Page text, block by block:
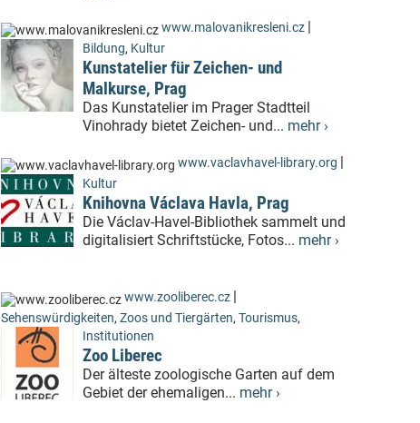
www.malovanikresleni.cz |
Bildung, Kultur
Kunstatelier für Zeichen- und
Malkurse, Prag
Das Kunstatelier im Prager Stadtteil
Vinohrady bietet Zeichen- und... mehr ›
www.vaclavhavel-library.org |
Kultur
Knihovna Václava Havla, Prag
Die Václav-Havel-Bibliothek sammelt und
digitalisiert Schriftstücke, Fotos... mehr ›
www.zooliberec.cz |
Sehenswürdigkeiten, Zoos und Tiergärten, Tourismus,
Institutionen
Zoo Liberec
Der älteste zoologische Garten auf dem
Gebiet der ehemaligen... mehr ›